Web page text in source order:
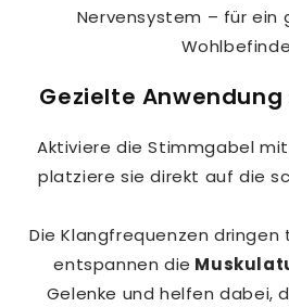
Nervensystem – für ein
Gezielte Anwendung
Aktiviere die Stimmgabel
platziere sie direkt auf die
Die Klangfrequenzen dringen
entspannen die
Gelenke und helfen dabei,